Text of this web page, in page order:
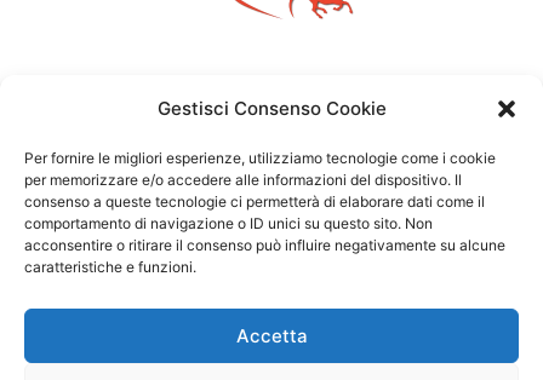
Gestisci Consenso Cookie
Per fornire le migliori esperienze, utilizziamo tecnologie come i cookie
per memorizzare e/o accedere alle informazioni del dispositivo. Il
consenso a queste tecnologie ci permetterà di elaborare dati come il
comportamento di navigazione o ID unici su questo sito. Non
acconsentire o ritirare il consenso può influire negativamente su alcune
caratteristiche e funzioni.
Accetta